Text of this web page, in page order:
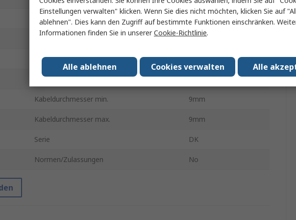
Material Polyvinylchlorid
Schwarz
Betriebstemperatur min. -30°C
Maximale Betriebstemperatur 70°C
Kabeldurchmesser min. 9mm
Kabeldurchmesser max. 9mm
Serie DK
Normen/Zulassungen No
Einstellungen verwalten" klicken. Wenn Sie dies nicht möchten, klicken Sie auf
ablehnen". Dies kann den Zugriff auf bestimmte Funktionen einschränken.
Informationen finden Sie in unsererCookie-Richtlinie.
Alle
Cookies verwalten
Alle ablehnen